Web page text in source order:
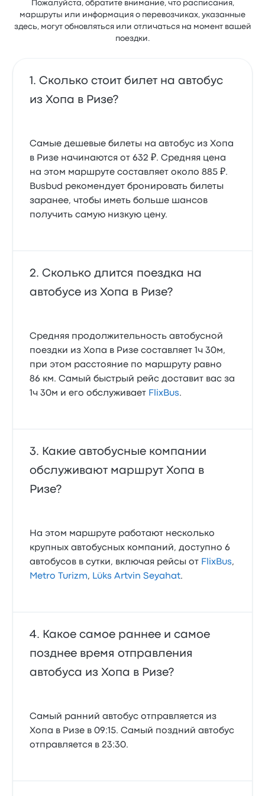
Пожалуйста, обратите внимание, что расписания,
маршруты или информация о перевозчиках, указанные
здесь, могут обновляться или отличаться на момент вашей
поездки.
Сколько стоит билет на автобус
из Хопа в Ризе?
Самые дешевые билеты на автобус из Хопа
в Ризе начинаются от 632 ₽. Средняя цена
на этом маршруте составляет около 885 ₽.
Busbud рекомендует бронировать билеты
заранее, чтобы иметь больше шансов
получить самую низкую цену.
Сколько длится поездка на
автобусе из Хопа в Ризе?
Средняя продолжительность автобусной
поездки из Хопа в Ризе составляет 1ч 30м,
при этом расстояние по маршруту равно
86 км. Самый быстрый рейс доставит вас за
1ч 30м и его обслуживает FlixBus.
Какие автобусные компании
обслуживают маршрут Хопа в
Ризе?
На этом маршруте работают несколько
крупных автобусных компаний, доступно 6
автобусов в сутки, включая рейсы от FlixBus,
Metro Turizm, Lüks Artvin Seyahat.
Какое самое раннее и самое
позднее время отправления
автобуса из Хопа в Ризе?
Самый ранний автобус отправляется из
Хопа в Ризе в 09:15. Самый поздний автобус
отправляется в 23:30.